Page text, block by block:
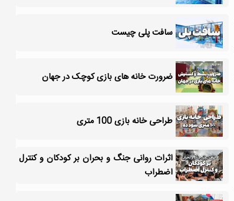
سافت پلی چیست
ضرورت خانه های بازی کوچک در جهان
طراحی خانه بازی 100 متری
اثرات روانی جنگ و بحران بر کودکان و کنترل
اضطراب